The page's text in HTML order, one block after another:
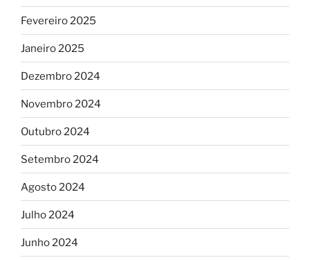
Fevereiro 2025
Janeiro 2025
Dezembro 2024
Novembro 2024
Outubro 2024
Setembro 2024
Agosto 2024
Julho 2024
Junho 2024